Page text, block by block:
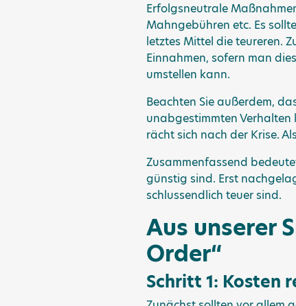
Erfolgsneutrale
Mahngebühren etc. Es
letztes Mittel die teureren.
Einnahmen, sofern man
umstellen kann.
Beachten Sie außerdem,
unabgestimmten
rächt sich nach der Krise.
Zusammenfassend
günstig sind. Erst
schlussendlich teuer sind.
Aus unserer
Order“
Schritt 1: Kosten